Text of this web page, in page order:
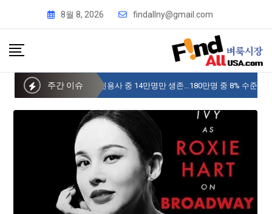
8월 8, 2026 findallny@gmail.com
주간 이슈 사이버 한국외국어대 미주글로벌센터 뉴욕